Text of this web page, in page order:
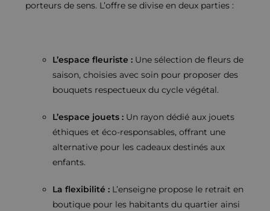
porteurs de sens. L’offre se divise en deux parties :
L’espace fleuriste : Une sélection de fleurs de
saison, choisies avec soin pour proposer des
bouquets respectueux du cycle végétal.
L’espace jouets : Un rayon dédié aux jouets
éthiques et éco-responsables, offrant une
alternative pour les cadeaux destinés aux
enfants.
La flexibilité : L’enseigne propose le retrait en
boutique pour les habitants du quartier ainsi